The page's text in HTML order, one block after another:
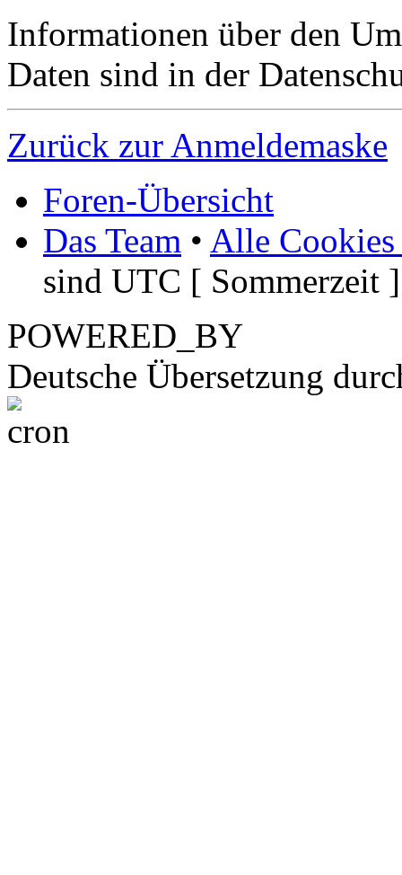
Informationen über den
Daten sind in der
Zurück zur Anmeldemaske
Foren-Übersicht
Das Team • Alle Cookies
sind UTC [ Sommerzeit ]
POWERED_BY
Deutsche Übersetzung